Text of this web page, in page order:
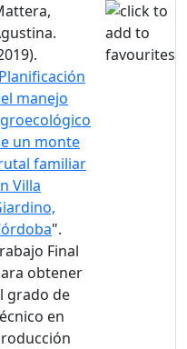
Planificación
manejo
un monte
familiar
Villa
".
Final
obtener
grado de
en